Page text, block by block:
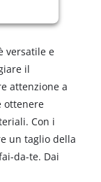
versatile e
il
attenzione a
ottenere
Con i
un taglio della
da-te. Dai